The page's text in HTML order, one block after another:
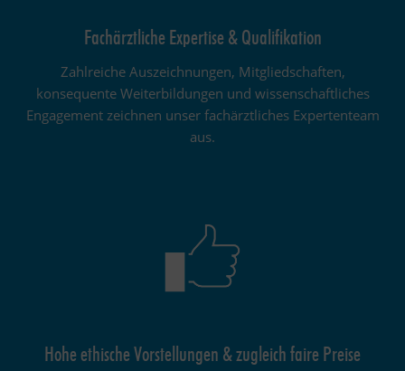
Fachärztliche Expertise & Qualifikation
Zahlreiche Auszeichnungen, Mitgliedschaften,
konsequente Weiterbildungen und wissenschaftliches
Engagement zeichnen unser fachärztliches Expertenteam
aus.
Hohe ethische Vorstellungen & zugleich faire Preise